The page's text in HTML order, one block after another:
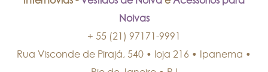
Noivas
+ 55 (21) 97171-9991
Rua Visconde de Pirajá, 540 • loja 216 • Ipanema •